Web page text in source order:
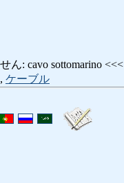
ん: cavo sottomarino <<<
, ケーブル